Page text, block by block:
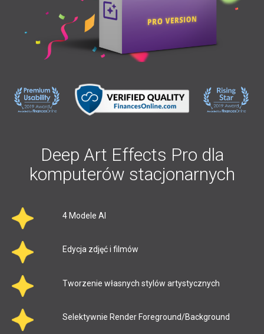
Deep Art Effects Pro dla
komputerów stacjonarnych
4 Modele AI
Edycja zdjęć i filmów
Tworzenie własnych stylów artystycznych
Selektywnie Render Foreground/Background